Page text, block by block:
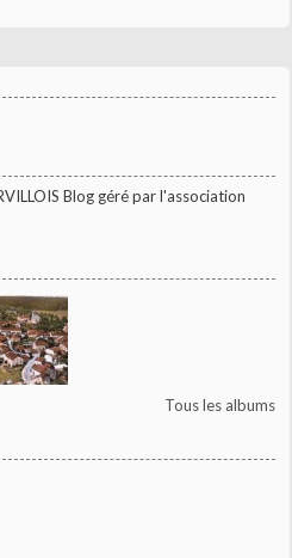
Blog géré par l'association
Tous les albums